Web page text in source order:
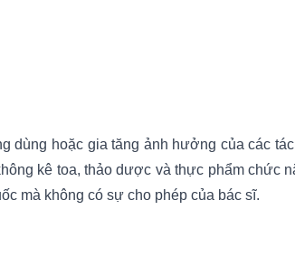
dùng hoặc gia tăng ảnh hưởng của các
kê toa, thảo dược và thực phẩm chức
mà không có sự cho phép của bác sĩ.